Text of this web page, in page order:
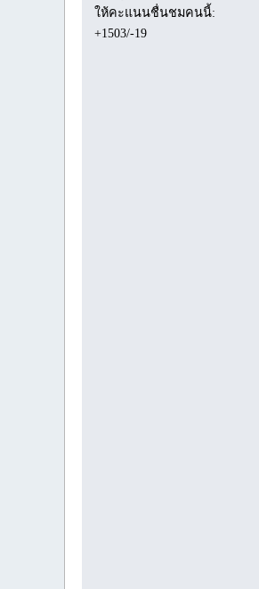
ให้คะแนนชื่นชมคนนี้:
+1503/-19